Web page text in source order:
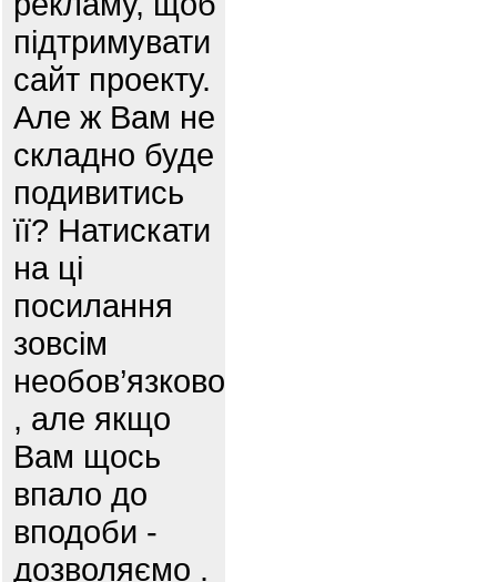
підтримувати
сайт проекту.
Але ж Вам не
складно буде
подивитись
її? Натискати
на ці
посилання
зовсім
необов’язково
, але якщо
Вам щось
впало до
вподоби -
дозволяємо .